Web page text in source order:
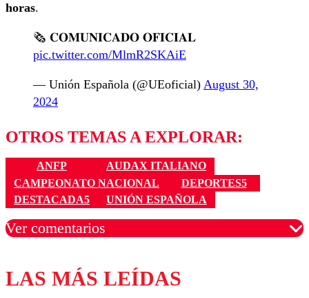
horas.
🗞️ 𝐂𝐎𝐌𝐔𝐍𝐈𝐂𝐀𝐃𝐎 𝐎𝐅𝐈𝐂𝐈𝐀𝐋
pic.twitter.com/MlmR2SKAiE
— Unión Española (@UEoficial) August 30,
2024
OTROS TEMAS A EXPLORAR:
ANFP
AUDAX ITALIANO
CAMPEONATO NACIONAL
DEPORTES5
DESTACADA5
UNIÓN ESPAÑOLA
Ver comentarios
Los comentarios son moderados para garantizar un
diálogo respetuoso.
LAS MÁS LEÍDAS